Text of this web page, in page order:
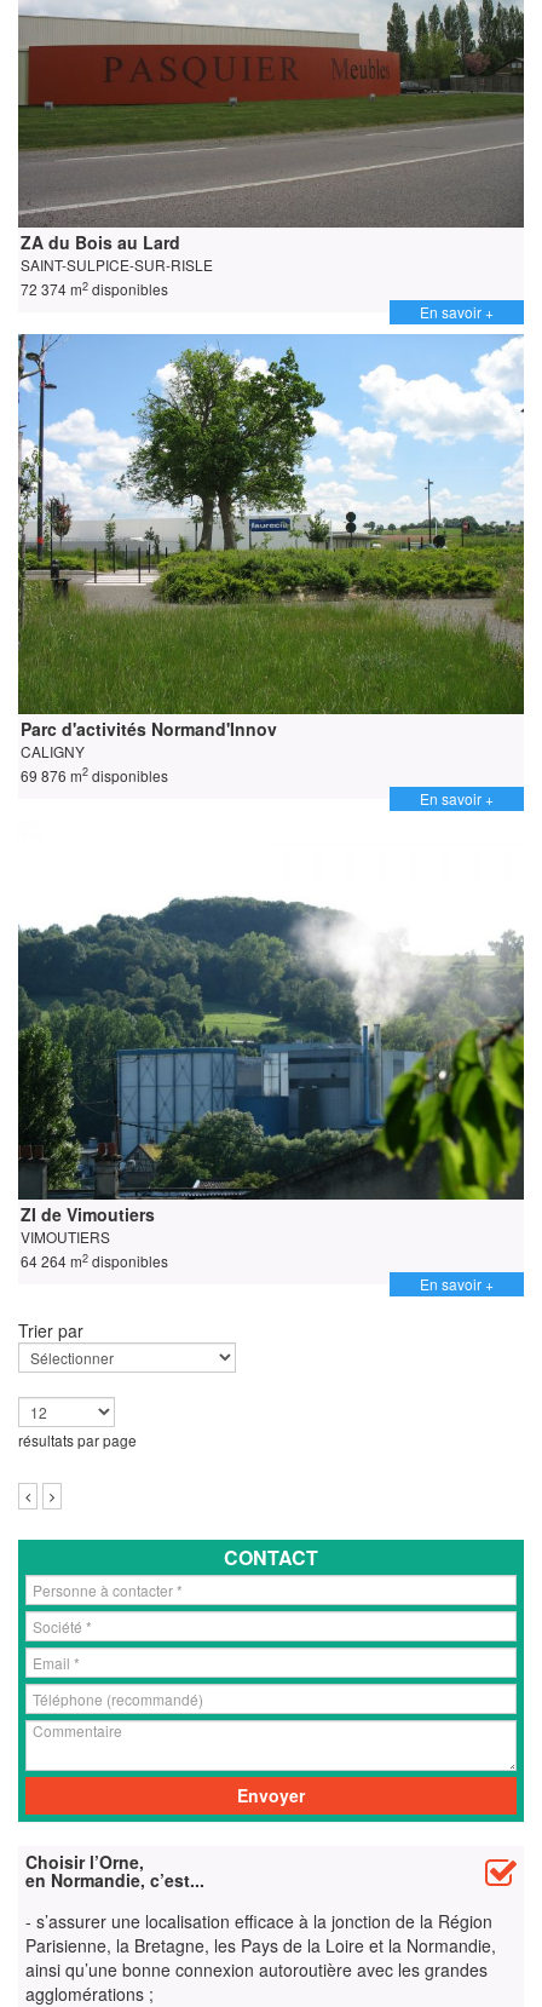
ZA du Bois au Lard
SAINT-SULPICE-SUR-RISLE
72 374 m2 disponibles
En savoir +
Parc d'activités Normand'Innov
CALIGNY
69 876 m2 disponibles
En savoir +
ZI de Vimoutiers
VIMOUTIERS
64 264 m2 disponibles
En savoir +
Trier par
résultats par page
CONTACT
Choisir l’Orne,
en Normandie, c’est...
- s’assurer une localisation efficace à la jonction de la Région
Parisienne, la Bretagne, les Pays de la Loire et la Normandie,
ainsi qu’une bonne connexion autoroutière avec les grandes
agglomérations ;